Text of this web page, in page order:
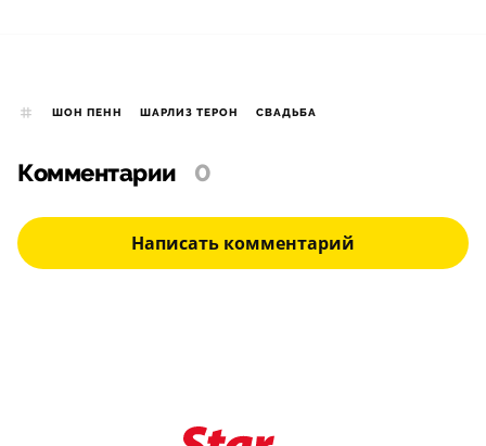
ШОН ПЕНН ШАРЛИЗ ТЕРОН СВАДЬБА
Комментарии 0
Написать комментарий